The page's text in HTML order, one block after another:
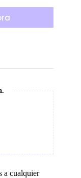
a cualquier